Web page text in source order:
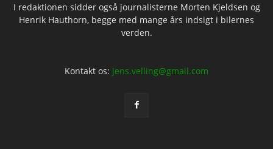
I redaktionen sidder også journalisterne Morten Kjeldsen og
Henrik Hauthorn, begge med mange års indsigt i bilernes
verden.
Kontakt os: jens.velling@gmail.com